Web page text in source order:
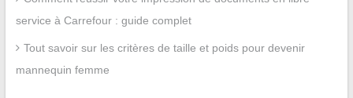
service à Carrefour : guide complet
Tout savoir sur les critères de taille et poids pour devenir
mannequin femme